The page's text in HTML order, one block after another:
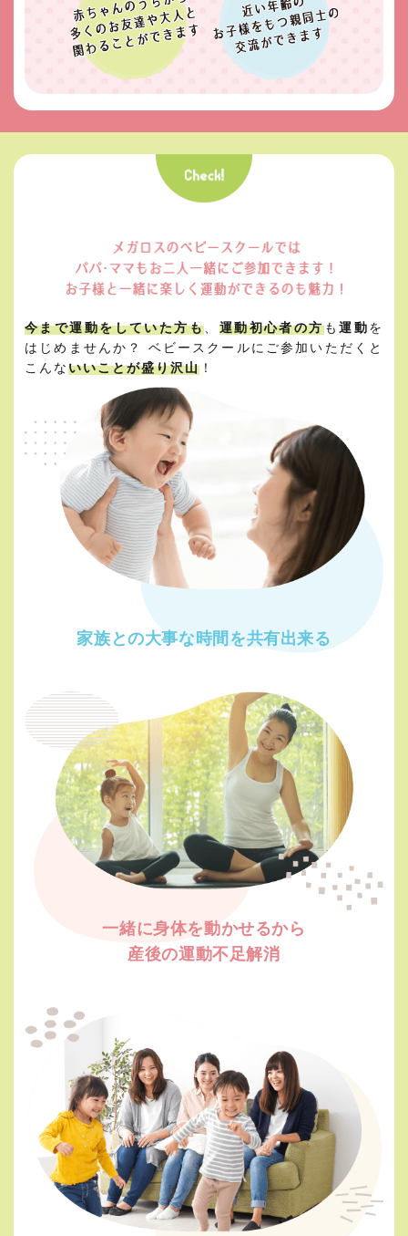
今まで運動をしていた方も 運動初心者の方も運動を
はじめませんか？
ベビースクールにご参加いただくと
こんないいことが盛り沢山 ！
家族との大事な時間を共有出来る
一緒に身体を動かせるから
産後の運動不足解消